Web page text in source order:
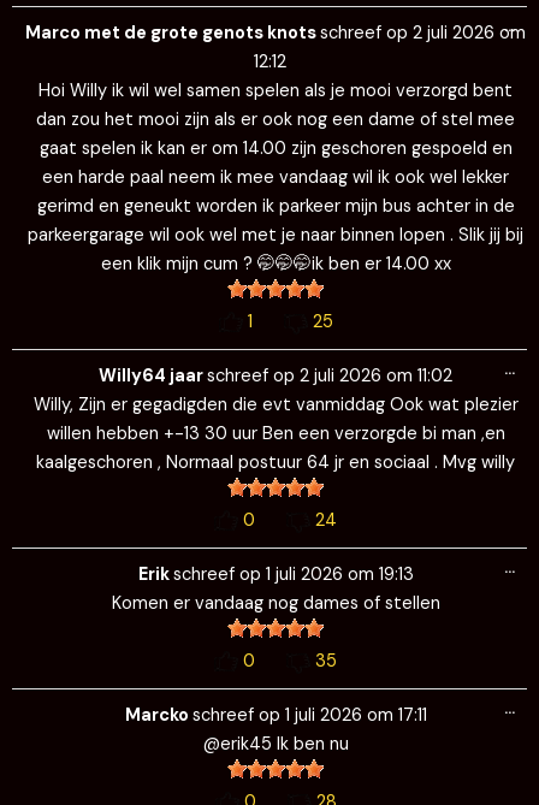
Marco met de grote genots knotsschreef op 2 juli 2026 om
12:12
Hoi Willy ik wil wel samen spelen als je mooi verzorgd bent
dan zou het mooi zijn als er ook nog een dame of stel mee
gaat spelen ik kan er om 14.00 zijn geschoren gespoeld en
een harde paal neem ik mee vandaag wil ik ook wel lekker
gerimd en geneukt worden ik parkeer mijn bus achter in de
parkeergarage wil ook wel met je naar binnen lopen . Slik jij bij
een klik mijn cum ? 🤭🤭🤭ik ben er 14.00 xx
1 25
…
Willy64 jaarschreef op 2 juli 2026 om 11:02
Willy, Zijn er gegadigden die evt vanmiddag Ook wat plezier
willen hebben +-13 30 uur Ben een verzorgde bi man ,en
kaalgeschoren , Normaal postuur 64 jr en sociaal . Mvg willy
0 24
…
Erikschreef op 1 juli 2026 om 19:13
Komen er vandaag nog dames of stellen
0 35
…
Marcko schreef op 1 juli 2026 om 17:11
@erik45 Ik ben nu
…